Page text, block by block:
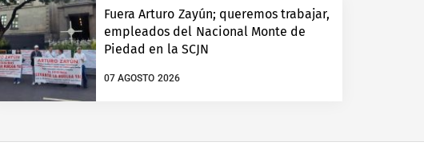
Fuera Arturo Zayún; queremos trabajar,
empleados del Nacional Monte de
Piedad en la SCJN
07 AGOSTO 2026